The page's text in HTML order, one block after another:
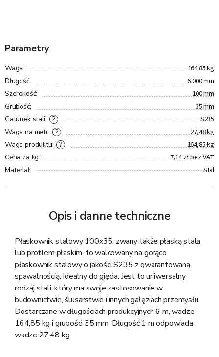
Parametry
Waga: 164.85 kg
Długość: 6 000 mm
Szerokość: 100 mm
Grubość: 35 mm
?
Gatunek stali: S235
?
Waga na metr: 27,48 kg
?
Waga produktu: 164,85 kg
Cena za kg: 7,14 zł bez VAT
Materiał: Stal
Opis i danne techniczne
Płaskownik stalowy 100x35, zwany także płaską stalą
lub profilem płaskim, to walcowany na gorąco
płaskownik stalowy o jakości S235 z gwarantowaną
spawalnością. Idealny do gięcia. Jest to uniwersalny
rodzaj stali, który ma swoje zastosowanie w
budownictwie, ślusarstwie i innych gałęziach przemysłu.
Dostarczane w długościach produkcyjnych 6 m, wadze
164,85 kg i grubości 35 mm. Długość 1 m odpowiada
wadze 27,48 kg.